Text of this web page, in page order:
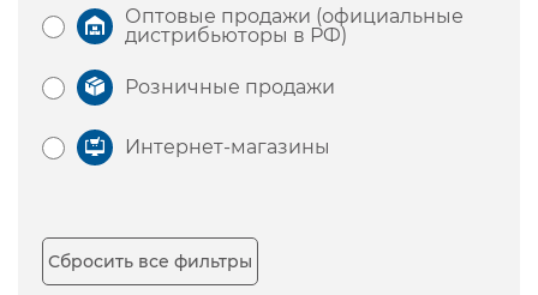
Оптовые продажи (официальные
дистрибьюторы в РФ)
Розничные продажи
Интернет-магазины
Сбросить все фильтры